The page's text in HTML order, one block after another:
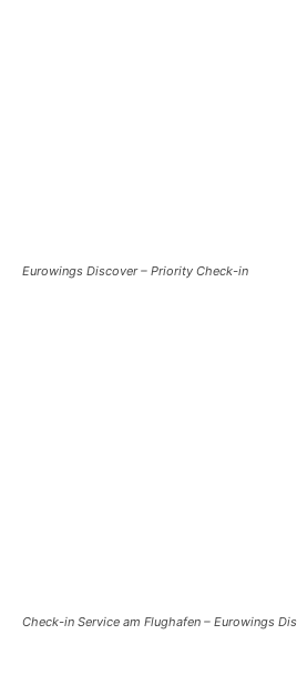
Eurowings Discover – Priority Check-in
Check-in Service am Flughafen – Eurowings